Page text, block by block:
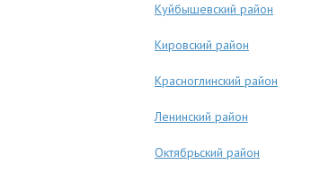
Куйбышевский район
Кировский район
Красноглинский район
Ленинский район
Октябрьский район